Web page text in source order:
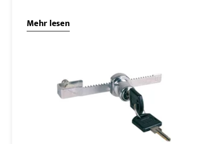
Mehr lesen